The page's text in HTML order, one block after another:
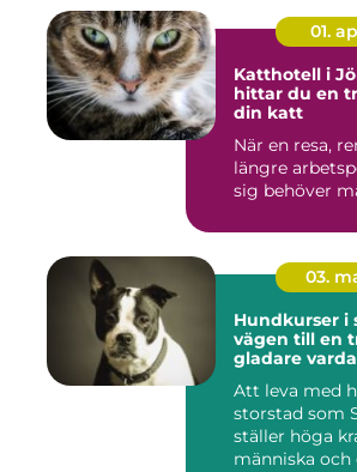
01.
Katthotell i
hittar du en
din katt
När en resa,
längre
sig behöver
03.
Hundkurser i
vägen till en
gladare
Att leva med
storstad som
ställer höga
människa och